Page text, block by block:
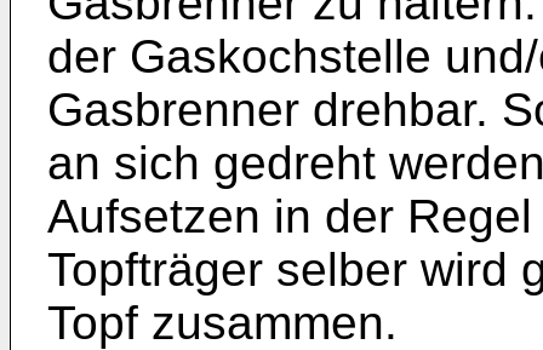
der Gaskochstelle
Gasbrenner drehbar.
an sich gedreht
Aufsetzen in der
Topfträger selber wird
Topf zusammen.